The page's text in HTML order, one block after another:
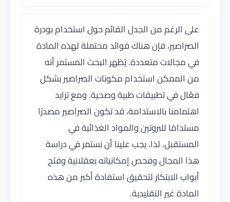
على الرغم من الجدل القائم حول استخدام بودرة
الصراصير، فإن هناك فوائد محتملة لهذه المادة
في مجالات متعددة. يُظهر البحث المستمر أنه
من الممكن استخدام مكونات الصراصير بشكل
فعّال في تطبيقات طبية وصحية. ومع تزايد
اهتمامنا بالاستدامة، قد تكون الصراصير مصدرًا
مستدامًا للبروتين والمواد الغذائية في
المستقبل. لذا، يجب علينا أن نستمر في دراسة
هذا المجال وفحص إمكانياته بعقلانية وفتح
أبواب الابتكار لتحقيق استفادة أكبر من هذه
المادة غير التقليدية.